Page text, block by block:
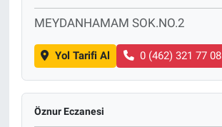
MEYDANHAMAM SOK.NO.2
Yol Tarifi Al 0 (462) 321 77 08
Öznur Eczanesi